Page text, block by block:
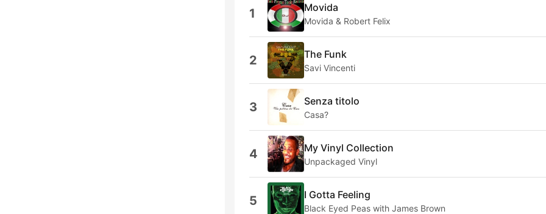
1 Movida
Movida & Robert Felix
2 The Funk
Savi Vincenti
3 Senza titolo
Casa?
4 My Vinyl Collection
Unpackaged Vinyl
5 I Gotta Feeling
Black Eyed Peas with James Brown